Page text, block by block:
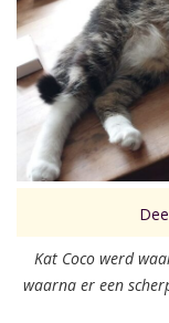
19.00 - 0.00 uur
Vorig uur
Inklappen
Kat Coco werd
waarna er een